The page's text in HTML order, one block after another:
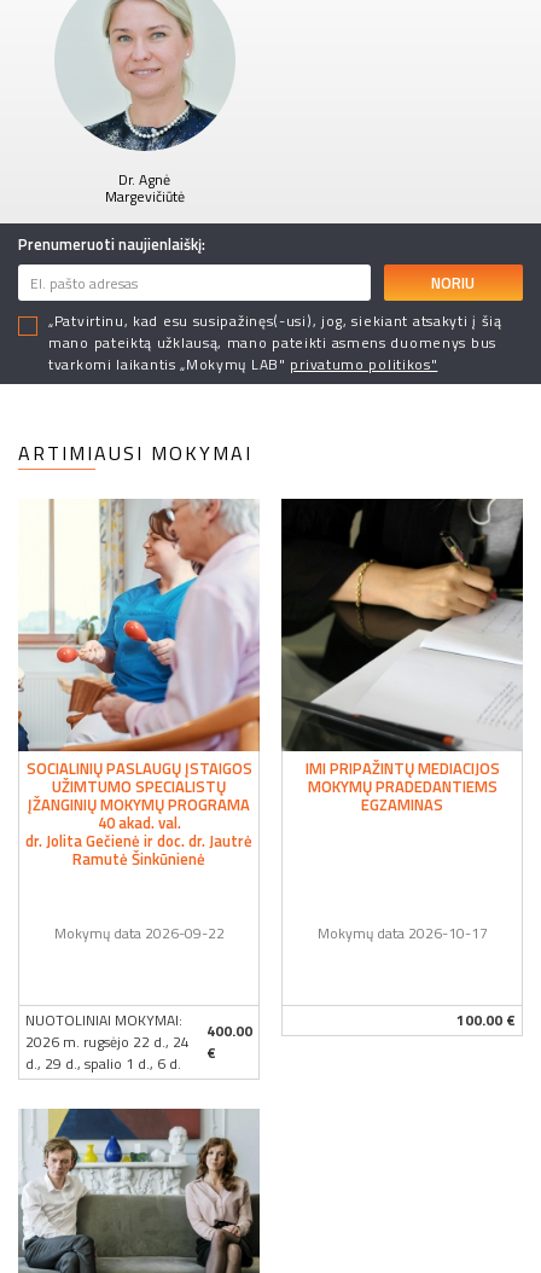
Dr. Agnė
Margevičiūtė
Prenumeruoti naujienlaiškį:
NORIU
„Patvirtinu, kad esu susipažinęs(-usi), jog, siekiant atsakyti į šią
mano pateiktą užklausą, mano pateikti asmens duomenys bus
tvarkomi laikantis „Mokymų LAB" privatumo politikos"
ARTIMIAUSI MOKYMAI
SOCIALINIŲ PASLAUGŲ ĮSTAIGOS
UŽIMTUMO SPECIALISTŲ
ĮŽANGINIŲ MOKYMŲ PROGRAMA
40 akad. val.
dr. Jolita Gečienė ir doc. dr. Jautrė
Ramutė Šinkūnienė
Mokymų data 2026-09-22
NUOTOLINIAI MOKYMAI:
2026 m. rugsėjo 22 d., 24
d., 29 d., spalio 1 d., 6 d.
400.00
€
IMI PRIPAŽINTŲ MEDIACIJOS
MOKYMŲ PRADEDANTIEMS
EGZAMINAS
Mokymų data 2026-10-17
100.00 €